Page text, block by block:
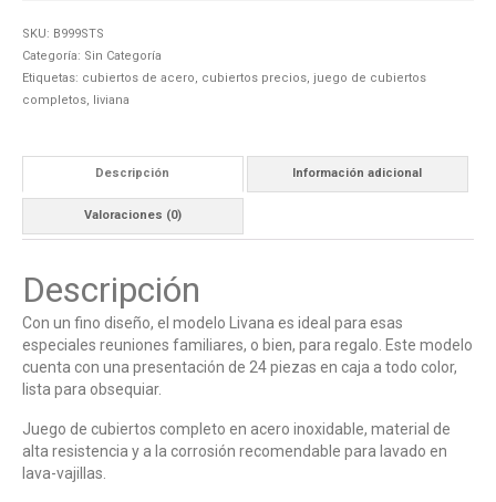
SKU: B999STS
Categoría: Sin Categoría
Etiquetas: cubiertos de acero, cubiertos precios, juego de cubiertos
completos, liviana
Descripción Información adicional
Valoraciones (0)
Descripción
Con un fino diseño, el modelo Livana es ideal para esas
especiales reuniones familiares, o bien, para regalo. Este modelo
cuenta con una presentación de 24 piezas en caja a todo color,
lista para obsequiar.
Juego de cubiertos completo en acero inoxidable, material de
alta resistencia y a la corrosión recomendable para lavado en
lava-vajillas.